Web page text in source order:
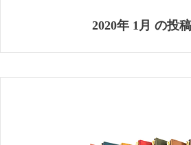
ァ)
ブランド
2020年 1月 の投